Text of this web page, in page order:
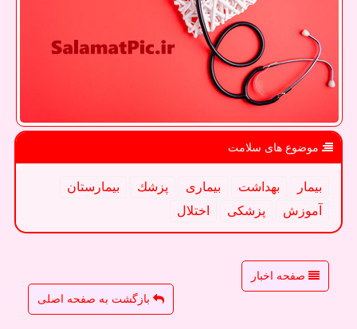
موضوع های سلامت
بیمار بهداشت بیماری پزشك
بیمارستان
آموزش
پزشكی اختلال
صفحه اخبار
بازگشت به صفحه اصلی